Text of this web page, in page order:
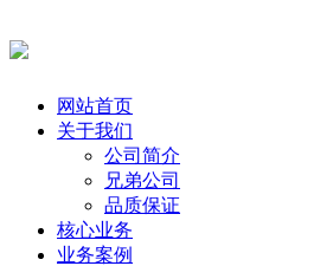
网站首页
关于我们
公司简介
兄弟公司
品质保证
核心业务
业务案例